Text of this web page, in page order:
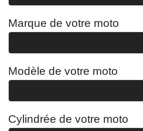
Marque de votre moto
Modèle de votre moto
Cylindrée de votre moto